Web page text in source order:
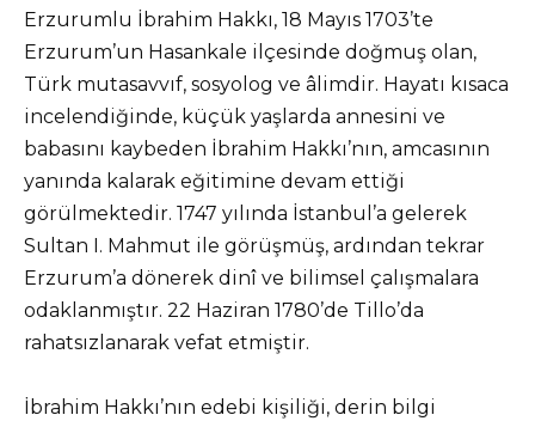
Erzurumlu İbrahim Hakkı, 18 Mayıs 1703’te
Erzurum’un Hasankale ilçesinde doğmuş olan,
Türk mutasavvıf, sosyolog ve âlimdir. Hayatı kısaca
incelendiğinde, küçük yaşlarda annesini ve
babasını kaybeden İbrahim Hakkı’nın, amcasının
yanında kalarak eğitimine devam ettiği
görülmektedir. 1747 yılında İstanbul’a gelerek
Sultan I. Mahmut ile görüşmüş, ardından tekrar
Erzurum’a dönerek dinî ve bilimsel çalışmalara
odaklanmıştır. 22 Haziran 1780’de Tillo’da
rahatsızlanarak vefat etmiştir.
İbrahim Hakkı’nın edebi kişiliği, derin bilgi